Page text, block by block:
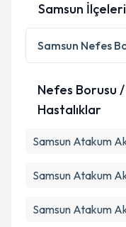
Kişisel
Metni
'ni
kapsamda
Samsun İlçeleri
Samsun Nefes
Nefes Borusu /
Hastalıklar
Samsun Atakum
Samsun Atakum
Samsun Atakum